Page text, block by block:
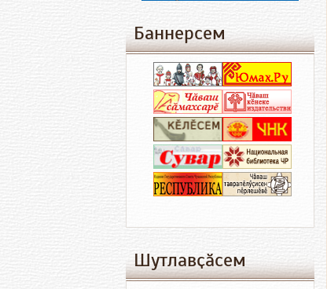
Баннерсем
Шутлавҫӑсем